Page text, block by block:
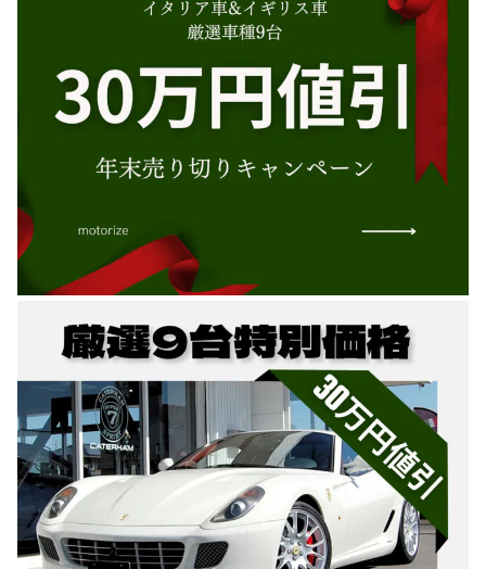
電話・メールなどのご連絡方法意外にも、オンラインで
のご相談も可能です。
お問い合わせフォームにて、オンラインでのご連絡をご
希望ください。